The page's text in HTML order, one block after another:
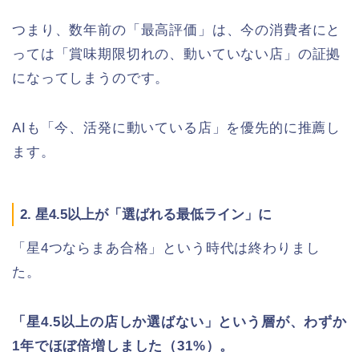
つまり、数年前の「最高評価」は、今の消費者にと
っては「賞味期限切れの、動いていない店」の証拠
になってしまうのです。
AIも「今、活発に動いている店」を優先的に推薦し
ます。
2. 星4.5以上が「選ばれる最低ライン」に
「星4つならまあ合格」という時代は終わりまし
た。
「星4.5以上の店しか選ばない」という層が、わずか
1年でほぼ倍増しました（31%）。